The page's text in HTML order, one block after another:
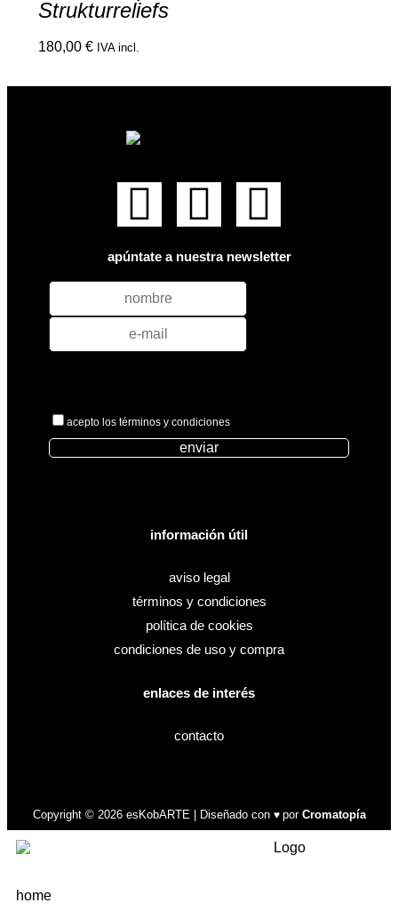
Strukturreliefs
180,00 € IVA incl.
apúntate a nuestra newsletter
acepto los términos y condiciones
enviar
información útil
aviso legal
términos y condiciones
política de cookies
condiciones de uso y compra
enlaces de interés
contacto
Copyright © 2026 esKobARTE | Diseñado con ♥ por Cromatopía
home